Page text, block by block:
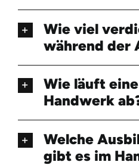
Wie viel
während der
Wie läuft
Handwerk
Welche
gibt es im